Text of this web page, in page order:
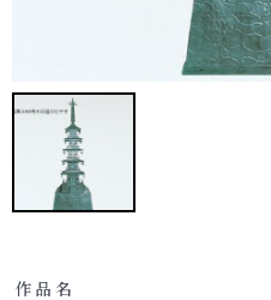
作品名